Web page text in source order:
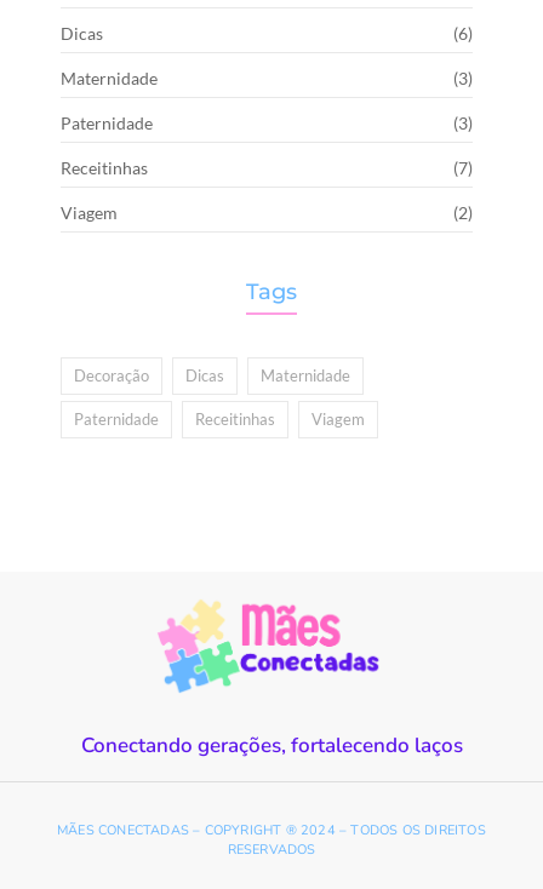
Dicas (6)
Maternidade (3)
Paternidade (3)
Receitinhas (7)
Viagem (2)
Tags
Decoração Dicas Maternidade
Paternidade Receitinhas Viagem
Conectando gerações, fortalecendo laços
MÃES CONECTADAS – COPYRIGHT ® 2024 – TODOS OS DIREITOS
RESERVADOS